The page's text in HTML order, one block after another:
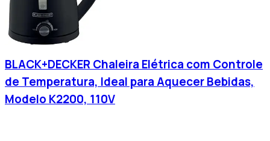
BLACK+DECKER Chaleira Elétrica com Controle
de Temperatura, Ideal para Aquecer Bebidas,
Modelo K2200, 110V